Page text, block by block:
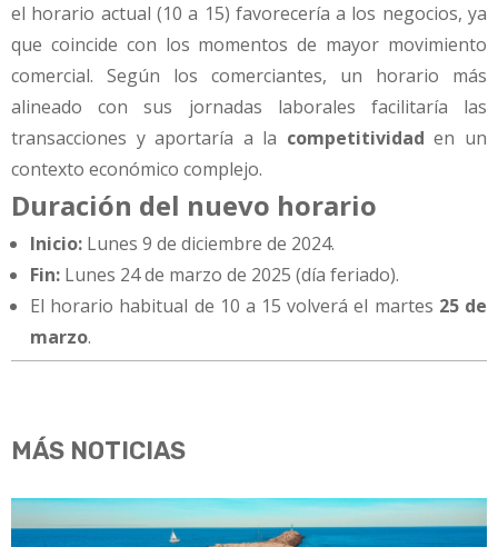
el horario actual (10 a 15) favorecería a los negocios, ya
que coincide con los momentos de mayor movimiento
comercial. Según los comerciantes, un horario más
alineado con sus jornadas laborales facilitaría las
transacciones y aportaría a la competitividad en un
contexto económico complejo.
Duración del nuevo horario
Inicio: Lunes 9 de diciembre de 2024.
Fin: Lunes 24 de marzo de 2025 (día feriado).
El horario habitual de 10 a 15 volverá el martes 25 de
marzo.
MÁS NOTICIAS